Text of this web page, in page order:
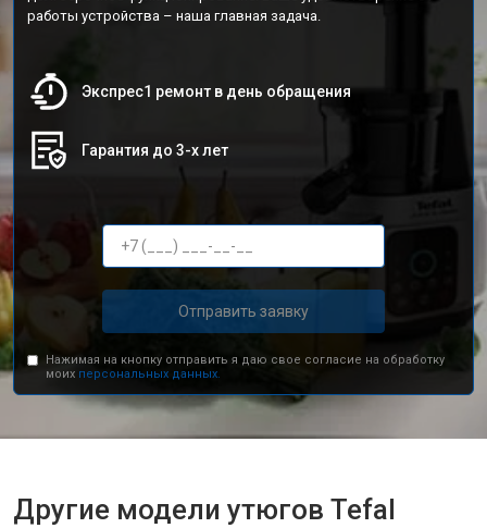
работы устройства – наша главная задача.
Экспрес1 ремонт в день обращения
Гарантия до 3-х лет
Отправить заявку
Нажимая на кнопку отправить я даю свое согласие на обработку
моих персональных данных.
Другие модели утюгов Tefal